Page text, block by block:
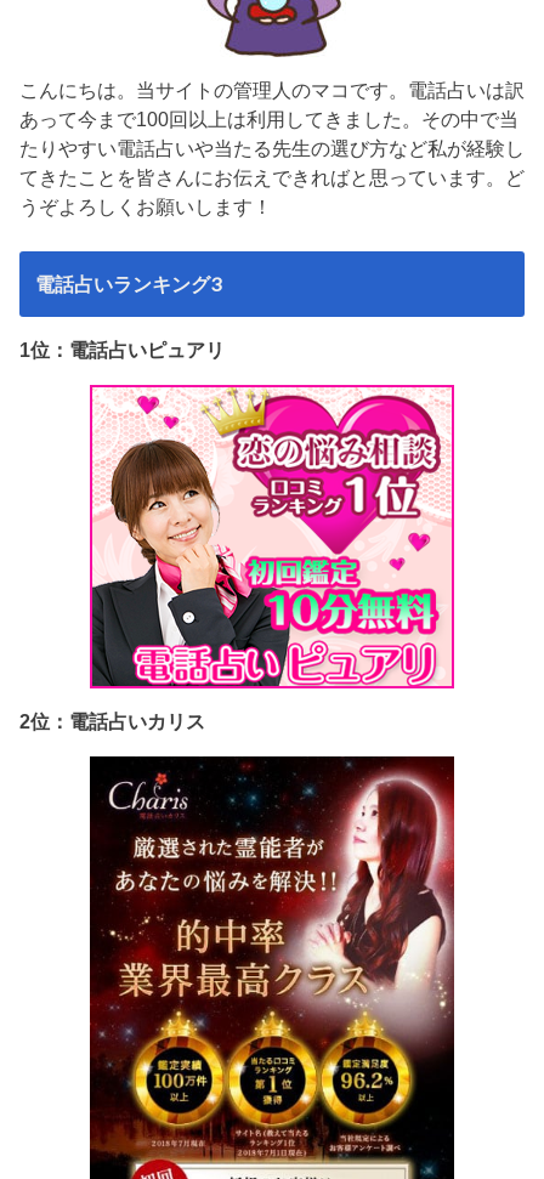
こんにちは。当サイトの管理人のマコです。電話占いは訳
あって今まで100回以上は利用してきました。その中で当
たりやすい電話占いや当たる先生の選び方など私が経験し
てきたことを皆さんにお伝えできればと思っています。ど
うぞよろしくお願いします！
電話占いランキング3
1位：電話占いピュアリ
2位：電話占いカリス